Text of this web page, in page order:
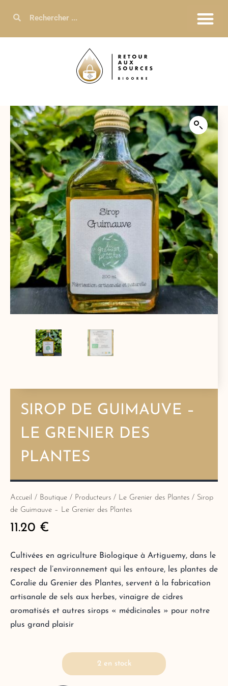
SIROP DE GUIMAUVE –
LE GRENIER DES
PLANTES
Accueil / Boutique / Producteurs / Le Grenier des Plantes / Sirop
de Guimauve – Le Grenier des Plantes
11.20 €
Cultivées en agriculture Biologique à Artiguemy, dans le
respect de l’environnement qui les entoure, les plantes de
Coralie du Grenier des Plantes, servent à la fabrication
artisanale de sels aux herbes, vinaigre de cidres
aromatisés et autres sirops « médicinales » pour notre
plus grand plaisir
2 en stock